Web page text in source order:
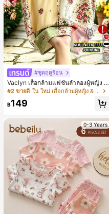
16
#ชุดฤดูร้อน
Vaclyn เสื้อกล้ามแฟชั่นลำลองผู้หญิง ล
ายแพตช์เวิร์ก แขนกุด คอกลม ติดกระดุ
#2 ขายดี ใน ใหม่ เสื้อกล้ามผู้หญิง & Camis
฿149
0-3 Years